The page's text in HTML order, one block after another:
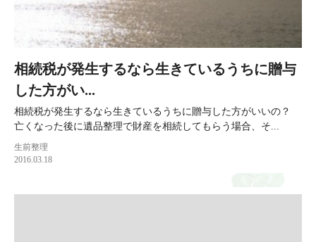
相続税が発生するなら生きているうちに贈与
した方がい...
相続税が発生するなら生きているうちに贈与した方がいいの？
亡くなった後に遺品整理で財産を相続してもらう場合、そ...
生前整理
2016.03.18